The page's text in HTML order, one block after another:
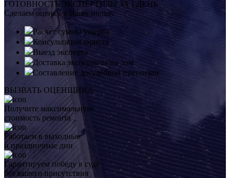
ГОТОВНОСТЬ ЭКСПЕРТИЗЫ ЗА 1 ДЕНЬ
Сделаем оценку в Вашу пользу
Расчет суммы ущерба
Консультация юриста
Выезд эксперта
Доставка экспертизы на дом
Составление досудебной претензии
ВЫЗВАТЬ ОЦЕНЩИКА
Получите максимальную
стоимость ремонта
Работаем в выходные
и праздничные дни
Гарантируем победу в суде
без вашего присутствия